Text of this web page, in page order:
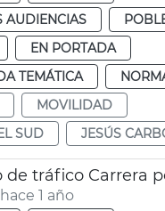
AUDIENCIAS
EN PORTADA
TEMÁTICA
MOVILIDAD
SUD
JESÚS
1 año